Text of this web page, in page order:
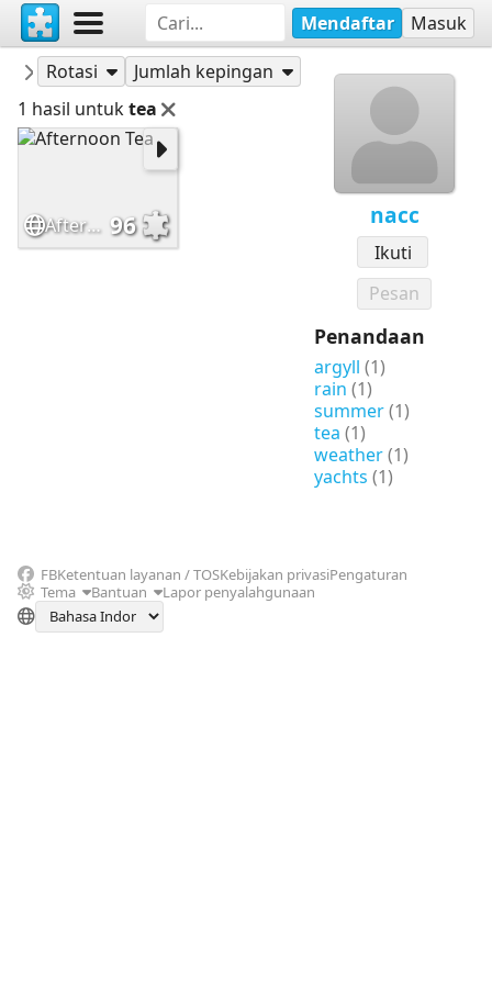
Mendaftar Masuk
nacc
Ikuti
Pesan
Penandaan
argyll (1)
rain (1)
summer(1)
tea (1)
weather(1)
yachts (1)
nacc
Puzzle-puzzle
Rotasi
Jumlah kepingan
1 hasil untuktea
Afternoon Tea 96
FBKetentuan layanan / TOSKebijakan privasiPengaturan
Tema
Bantuan Lapor penyalahgunaan